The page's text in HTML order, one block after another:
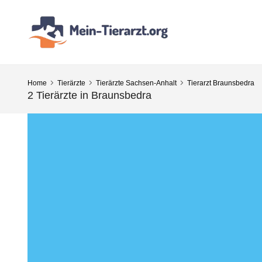
Home Tierärzte Tierärzte Sachsen-Anhalt Tierarzt Braunsbedra
2 Tierärzte in Braunsbedra